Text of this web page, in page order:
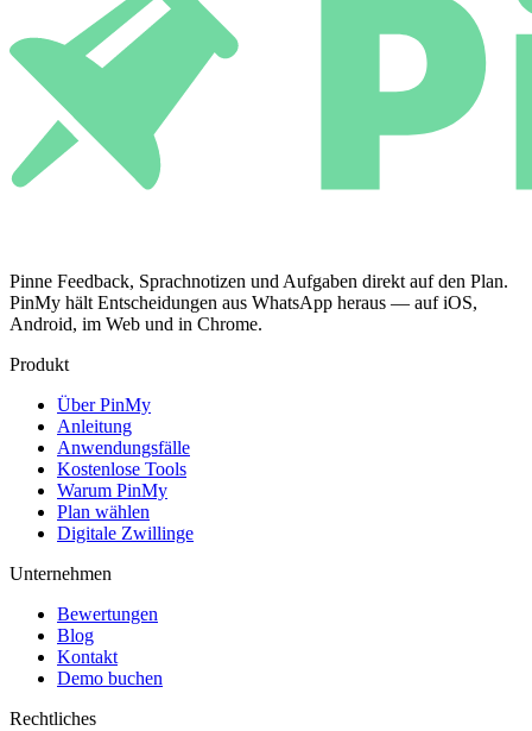
Pinne Feedback, Sprachnotizen und Aufgaben direkt auf den Plan.
PinMy hält Entscheidungen aus WhatsApp heraus — auf iOS,
Android, im Web und in Chrome.
Produkt
Über PinMy
Anleitung
Anwendungsfälle
Kostenlose Tools
Warum PinMy
Plan wählen
Digitale Zwillinge
Unternehmen
Bewertungen
Blog
Kontakt
Demo buchen
Rechtliches